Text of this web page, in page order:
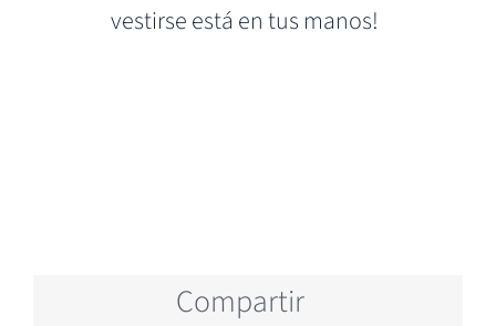
vestirse está en tus manos!
Compartir